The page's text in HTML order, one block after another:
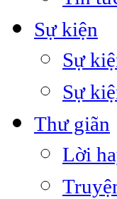
Sự kiện
Sự
Sự
Thư giãn
Lời